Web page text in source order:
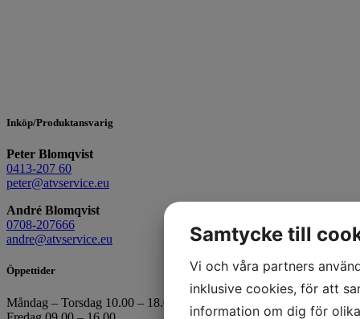
Inköp/Produktansvarig
Peter Blomqvist
0413-207 60
peter@atvservice.eu
André Blomqvist
0708-207666
andre@atvservice.eu
Öppettider
Måndag – Torsdag 10.00 – 18.00
Samtycke till
Vi och våra partners
inklusive cookies, för att
information om dig för